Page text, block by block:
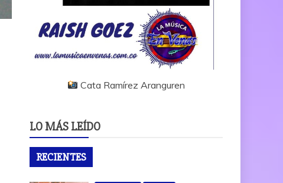
Cata Ramírez Aranguren
LO MÁS LEÍDO
RECIENTES